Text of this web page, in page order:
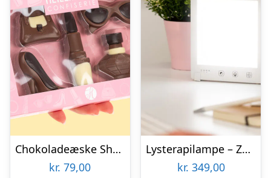
Chokoladeæske Shopping
kr. 79,00
Lysterapilampe – Zenkuru
kr. 349,00